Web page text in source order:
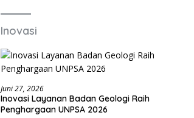
Inovasi
Juni 27, 2026
Inovasi Layanan Badan Geologi Raih
Penghargaan UNPSA 2026